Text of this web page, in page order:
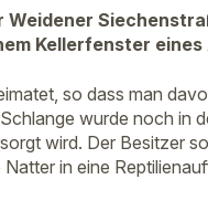
Weidener
Kellerfenster
so dass man
wurde noch in
wird. Der Besitzer
in eine